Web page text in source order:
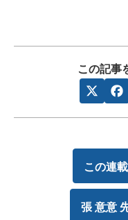
この記事
この連
張 意意